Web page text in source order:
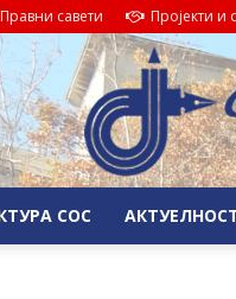
Правни савети Пројекти и
СОС